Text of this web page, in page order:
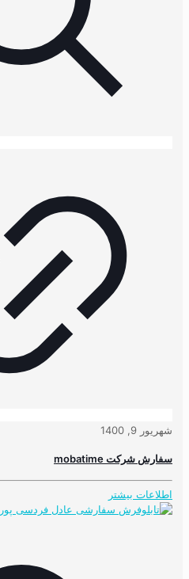
شهریور 9, 1400
سفارش شرکت mobatime
اطلاعات بیشتر